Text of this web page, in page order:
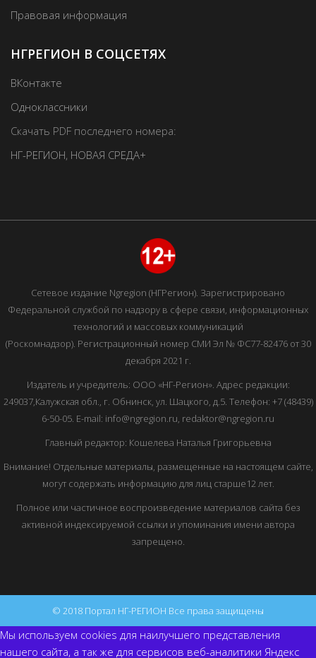
Правовая информация
НГРЕГИОН В СОЦСЕТЯХ
ВКонтакте
Одноклассники
Скачать PDF последнего номера:
НГ-РЕГИОН, НОВАЯ СРЕДА+
Сетевое издание Ngregion (НГРегион). Зарегистрировано
Федеральной службой по надзору в сфере связи, информационных
технологий и массовых коммуникаций
(Роскомнадзор). Регистрационный номер СМИ Эл № ФС77-82476 от 30
декабря 2021 г.
Издатель и учредитель: ООО «НГ-Регион». Адрес редакции:
249037,Калужская обл., г. Обнинск, ул. Шацкого, д.5. Телефон: +7 (48439)
6-50-05. E-mail: info@ngregion.ru, redaktor@ngregion.ru
Главный редактор: Кошелева Наталья Григорьевна
Внимание! Отдельные материалы, размещенные на настоящем сайте,
могут содержать информацию для лиц старше12 лет.
Полное или частичное воспроизведение материалов сайта без
активной индексируемой ссылки и упоминания имени автора
запрещено.
© 2018 Портал НГ-РЕГИОН Все права защищены
Мы используем cookies для наилучшего представления
нашего сайта, а так же для сервисов веб-аналитики Яндекс